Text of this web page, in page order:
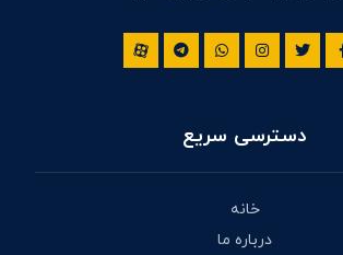
دسترسی سریع
خانه
درباره ما